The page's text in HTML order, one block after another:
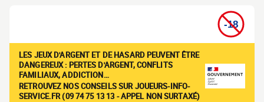
LES JEUX D'ARGENT ET DE HASARD PEUVENT ÊTRE
DANGEREUX : PERTES D'ARGENT, CONFLITS
FAMILIAUX, ADDICTION…
RETROUVEZ NOS CONSEILS SUR JOUEURS-INFO-
SERVICE.FR (09 74 75 13 13 - APPEL NON SURTAXÉ)